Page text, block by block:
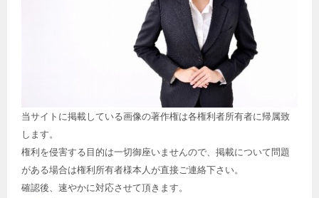
当サイトに掲載している画像の著作権は各権利者所有者に帰属致
します。
権利を侵害する目的は一切御座いませんので、掲載について問題
がある場合は権利所有者様本人が直接ご連絡下さい。
確認後、速やかに対応させて頂きます。